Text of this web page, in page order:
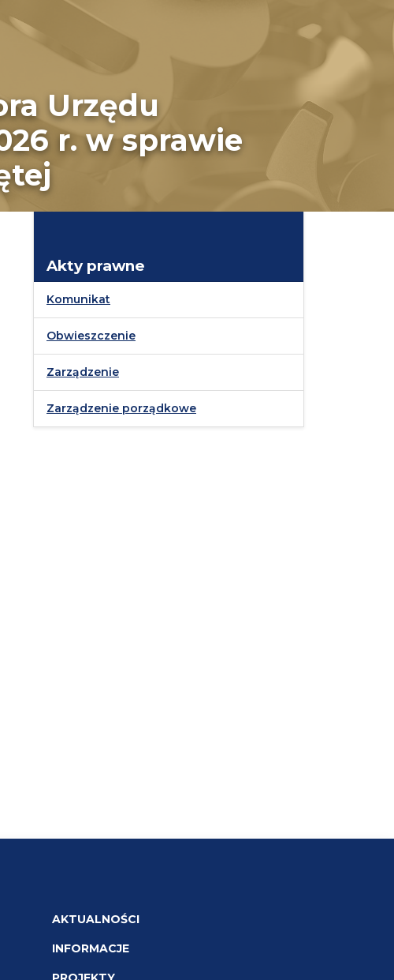
Urzędu
r. w sprawie
Akty prawne
Komunikat
Obwieszczenie
Zarządzenie
Zarządzenie porządkowe
AKTUALNOŚCI
INFORMACJE